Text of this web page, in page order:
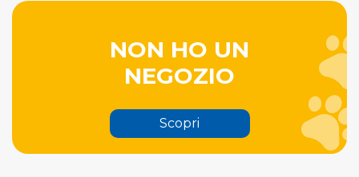
NON HO UN
NEGOZIO
Scopri